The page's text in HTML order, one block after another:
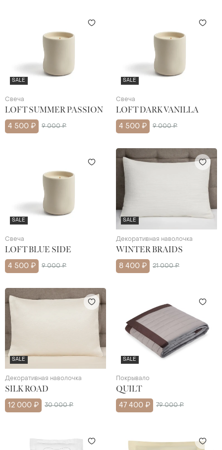
SALE
Свеча
LOFT SUMMER PASSION
4 500 ₽ 9 000 ₽
SALE
Свеча
LOFT DARK VANILLA
4 500 ₽ 9 000 ₽
SALE
Свеча
LOFT BLUE SIDE
4 500 ₽ 9 000 ₽
SALE
Декоративная наволочка
WINTER BRAIDS
8 400 ₽ 21 000 ₽
SALE
Декоративная наволочка
SILK ROAD
12 000 ₽ 30 000 ₽
SALE
Покрывало
QUILT
47 400 ₽ 79 000 ₽